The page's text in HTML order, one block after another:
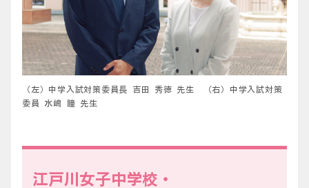
（左）中学入試対策委員長 吉田 秀徳 先生 （右）中学入試対策
委員 水嶋 瞳 先生
江戸川女子中学校・